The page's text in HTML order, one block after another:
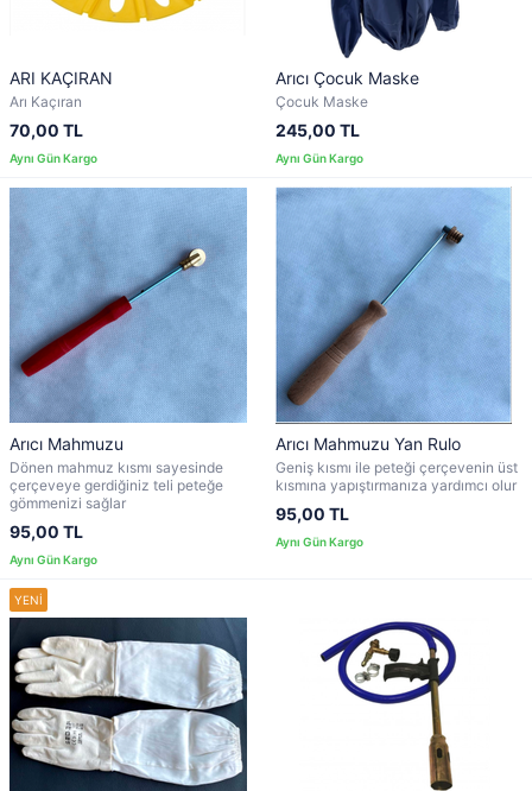
ARI KAÇIRAN
Arı Kaçıran
70,00 TL
Arıcı Çocuk Maske
Çocuk Maske
245,00 TL
Arıcı Mahmuzu
Dönen mahmuz kısmı sayesinde
çerçeveye gerdiğiniz teli peteğe
gömmenizi sağlar
95,00 TL
Arıcı Mahmuzu Yan Rulo
Geniş kısmı ile peteği çerçevenin üst
kısmına yapıştırmanıza yardımcı olur
95,00 TL